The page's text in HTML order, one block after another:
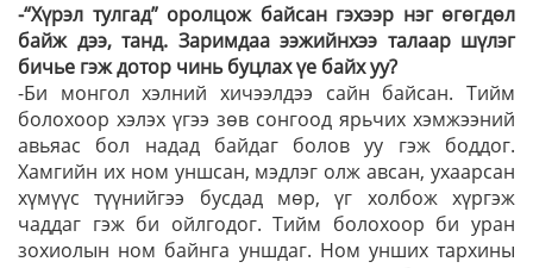
-“Хүрэл тулгад” оролцож байсан гэхээр нэг өгөгдөл
байж дээ, танд. Заримдаа ээжийнхээ талаар шүлэг
бичье гэж дотор чинь буцлах үе байх уу?
-Би монгол хэлний хичээлдээ сайн байсан. Тийм
болохоор хэлэх үгээ зөв сонгоод ярьчих хэмжээний
авьяас бол надад байдаг болов уу гэж боддог.
Хамгийн их ном уншсан, мэдлэг олж авсан, ухаарсан
хүмүүс түүнийгээ бусдад мөр, үг холбож хүргэж
чаддаг гэж би ойлгодог. Тийм болохоор би уран
зохиолын ном байнга уншдаг. Ном унших тархины